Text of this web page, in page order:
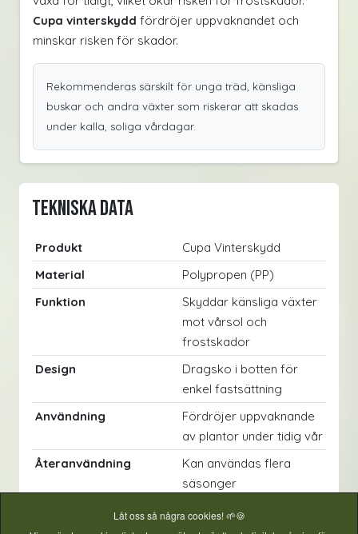
Cupa vinterskydd fördröjer uppvaknandet och
minskar risken för skador.
Rekommenderas särskilt för unga träd, känsliga
buskar och andra växter som riskerar att skadas
under kalla, soliga vårdagar.
Tekniska data
Produkt
Cupa Vinterskydd
Material
Polypropen (PP)
Funktion
Skyddar känsliga växter
mot vårsol och
frostskador
Design
Dragsko i botten för
enkel fastsättning
Användning
Fördröjer uppvaknande
av plantor under tidig vår
Återanvändning
Kan användas flera
säsonger
Låt oss så några cookies! 🌱🍪